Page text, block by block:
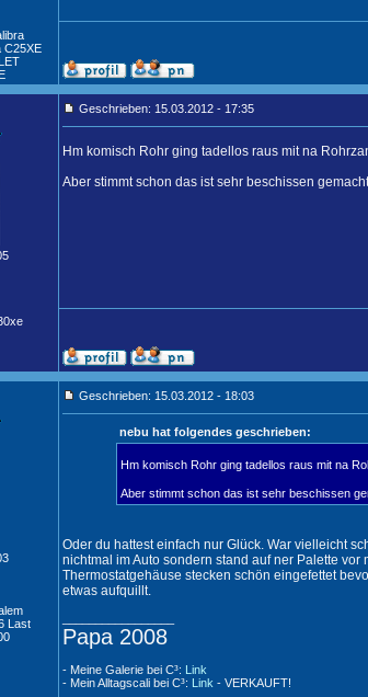
C25XE
Geschrieben: 15.03.2012 - 17:35
Hm komisch Rohr ging tadellos raus mit na
Aber stimmt schon das ist sehr beschissen
Last
Geschrieben: 15.03.2012 - 18:03
nebu hat folgendes geschrieben:
Hm komisch Rohr ging tadellos raus mit na
Aber stimmt schon das ist sehr beschissen
Oder du hattest einfach nur Glück. War vielleicht
nichtmal im Auto sondern stand auf ner Palette
Thermostatgehäuse stecken schön eingefettet
etwas aufquillt.
Papa 2008
- Meine Galerie bei C³: Link
- Mein Alltagscali bei C³: Link - VERKAUFT!